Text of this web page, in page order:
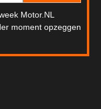
Motor.NL
moment opzeggen